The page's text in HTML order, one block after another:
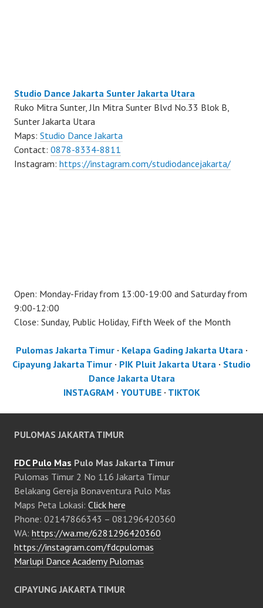
Studio Dance Jakarta Sunter Jakarta Utara
Ruko Mitra Sunter, Jln Mitra Sunter Blvd No.33 Blok B,
Sunter Jakarta Utara
Maps: Studio Dance Jakarta
Contact: 0878-8334-8811
Instagram: https://instagram.com/studiodancejakarta/
Open: Monday-Friday from 13:00-19:00 and Saturday from
9:00-12:00
Close: Sunday, Public Holiday, Fifth Week of the Month
Pulomas Jakarta Timur· Kelapa Gading Jakarta Utara·
Cipayung Jakarta Timur · PIK Pluit Jakarta Utara · Studio
Dance Jakarta Utara
INSTAGRAM · YOUTUBE· TIKTOK
PULOMAS JAKARTA TIMUR
FDC Pulo Mas Pulo Mas Jakarta Timur
Pulomas Timur 2 No 116 Jakarta Timur
Belakang Gereja Bonaventura Pulo Mas
Maps Peta Lokasi: Click here
Phone: 02147866343 – 081296420360
WA: https://wa.me/6281296420360
https://instagram.com/fdcpulomas
Marlupi Dance Academy Pulomas
CIPAYUNG JAKARTA TIMUR